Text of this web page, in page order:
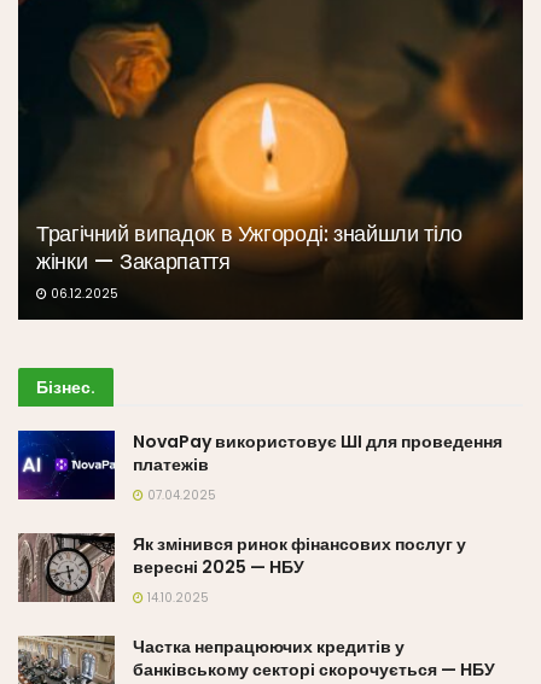
Трагічний випадок в Ужгороді: знайшли тіло
жінки — Закарпаття
06.12.2025
Бізнес.
NovaPay використовує ШІ для проведення
платежів
07.04.2025
Як змінився ринок фінансових послуг у
вересні 2025 — НБУ
14.10.2025
Частка непрацюючих кредитів у
банківському секторі скорочується — НБУ